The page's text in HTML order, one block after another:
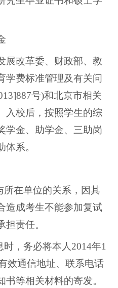
改革委、财政部、教
学费标准管理及有关问
号)和北京市相关
入校后，按照学生的综
学金、助学金、三助岗
系。
在单位的关系，因其
造成考生不能参加复试
责任。
，务必将本人2014年1
效通信地址、联系电话
等相关材料的寄发。